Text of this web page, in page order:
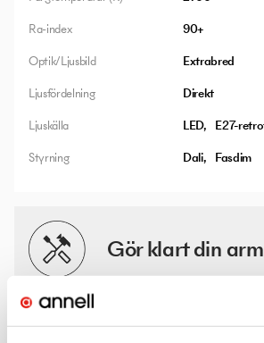
Ra-index
90+
Optik/Ljusbild
Extrabred
Ljusfördelning
Direkt
Ljuskälla
LED
E27-
Styrning
Dali Fasdim
Gör klart din
Det finns många valmöjligheter och